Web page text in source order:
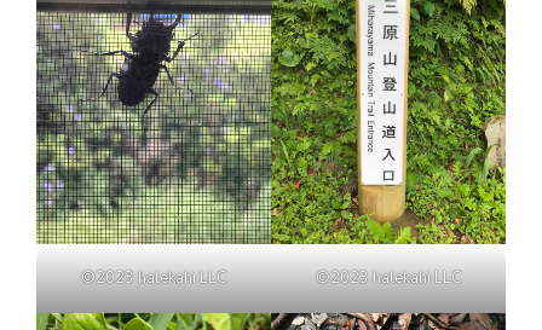
©2023 halekahi LLC ©2023 halekahi LLC